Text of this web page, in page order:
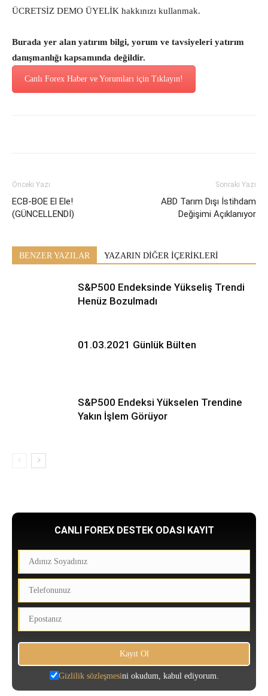
ÜCRETSİZ DEMO ÜYELİK hakkınızı kullanmak.
Burada yer alan yatırım bilgi, yorum ve tavsiyeleri yatırım
danışmanlığı kapsamında değildir.
Canlı Forex Haber ve Yorumları için Tıklayın!
Önceki Yazı
ECB-BOE El Ele!
(GÜNCELLENDİ)
Sonraki Yazı
ABD Tarım Dışı İstihdam
Değişimi Açıklanıyor
BENZER YAZILAR YAZARIN DİĞER İÇERİKLERİ
S&P500 Endeksinde Yükseliş Trendi
Henüz Bozulmadı
01.03.2021 Günlük Bülten
S&P500 Endeksi Yükselen Trendine
Yakın İşlem Görüyor
CANLI FOREX DESTEK ODASI KAYIT
Gizlilik sözleşmesini okudum, kabul ediyorum.